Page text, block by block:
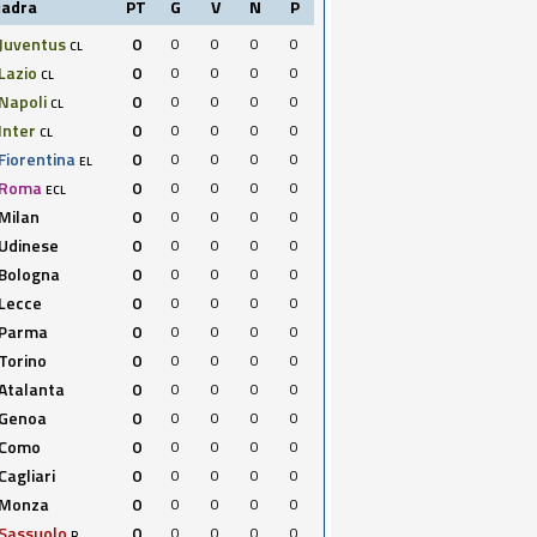
PT G V N P
Juventus CL 0 0 0 0
0
Lazio CL 0 0 0 0
0
Napoli CL 0 0 0 0
0
Inter CL 0 0 0 0
0
Fiorentina EL 0 0 0 0
0
Roma ECL 0 0 0 0
0
Milan 0 0 0 0
0
Udinese 0 0 0 0
0
Bologna 0 0 0 0
0
Lecce 0 0 0 0
0
Parma 0 0 0 0
0
Torino 0 0 0 0
0
0 0 0 0
0
Genoa 0 0 0 0
0
Como 0 0 0 0
0
Cagliari 0 0 0 0
0
Monza 0 0 0 0
0